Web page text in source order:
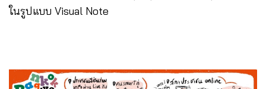
ในรูปแบบ Visual Note